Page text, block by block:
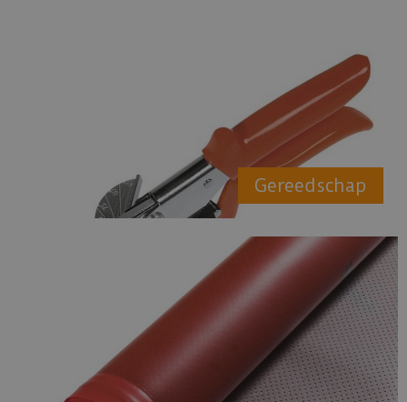
Gereedschap